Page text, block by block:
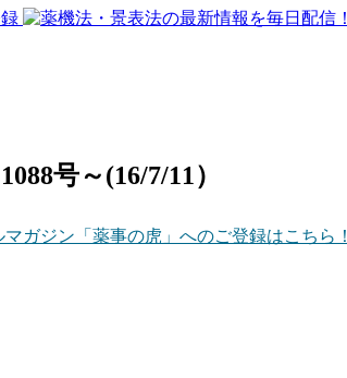
号～(16/7/11）
ガジン「薬事の虎」へのご登録はこちら！